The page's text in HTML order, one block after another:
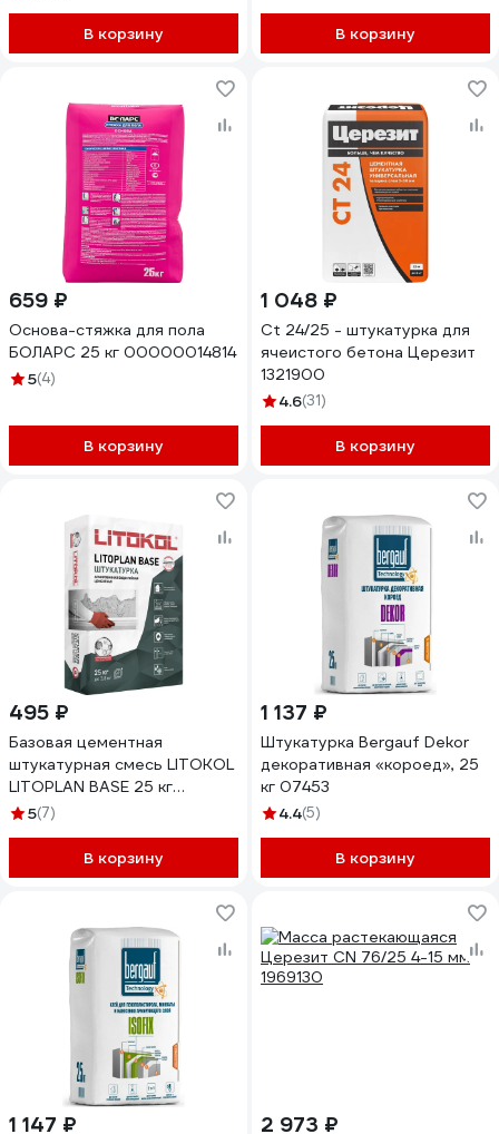
В корзину В корзину
659 ₽
Основа-стяжка для пола
БОЛАРС 25 кг 00000014814
5(4)
В корзину
1 048 ₽
Ct 24/25 - штукатурка для
ячеистого бетона Церезит
1321900
4.6(31)
В корзину
495 ₽
Базовая цементная
штукатурная смесь LITOKOL
LITOPLAN BASE 25 кг
499450002
5(7)
В корзину
1 137 ₽
Штукатурка Bergauf Dekor
декоративная «короед», 25
кг 07453
4.4(5)
В корзину
1 147 ₽ 2 973 ₽